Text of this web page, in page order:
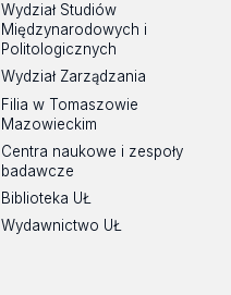
Wydział Studiów
Międzynarodowych i
Politologicznych
Wydział Zarządzania
Filia w Tomaszowie
Mazowieckim
Centra naukowe i zespoły
badawcze
Biblioteka UŁ
Wydawnictwo UŁ